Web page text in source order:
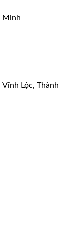
Minh
Lộc, Thành